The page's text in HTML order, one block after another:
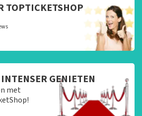
TOPTICKETSHOP
GENIETEN
met